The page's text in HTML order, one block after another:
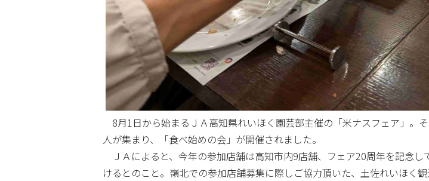
8月1日から始まるＪＡ高知県れいほく園芸部主催の「米ナスフェア」。
人が集まり、「食べ始めの会」が開催されました。
ＪＡによると、今年の参加店舗は高知市内9店舗、フェア20周年を記念
けるとのこと。嶺北での参加店舗募集に際しご協力頂いた、土佐れいほく